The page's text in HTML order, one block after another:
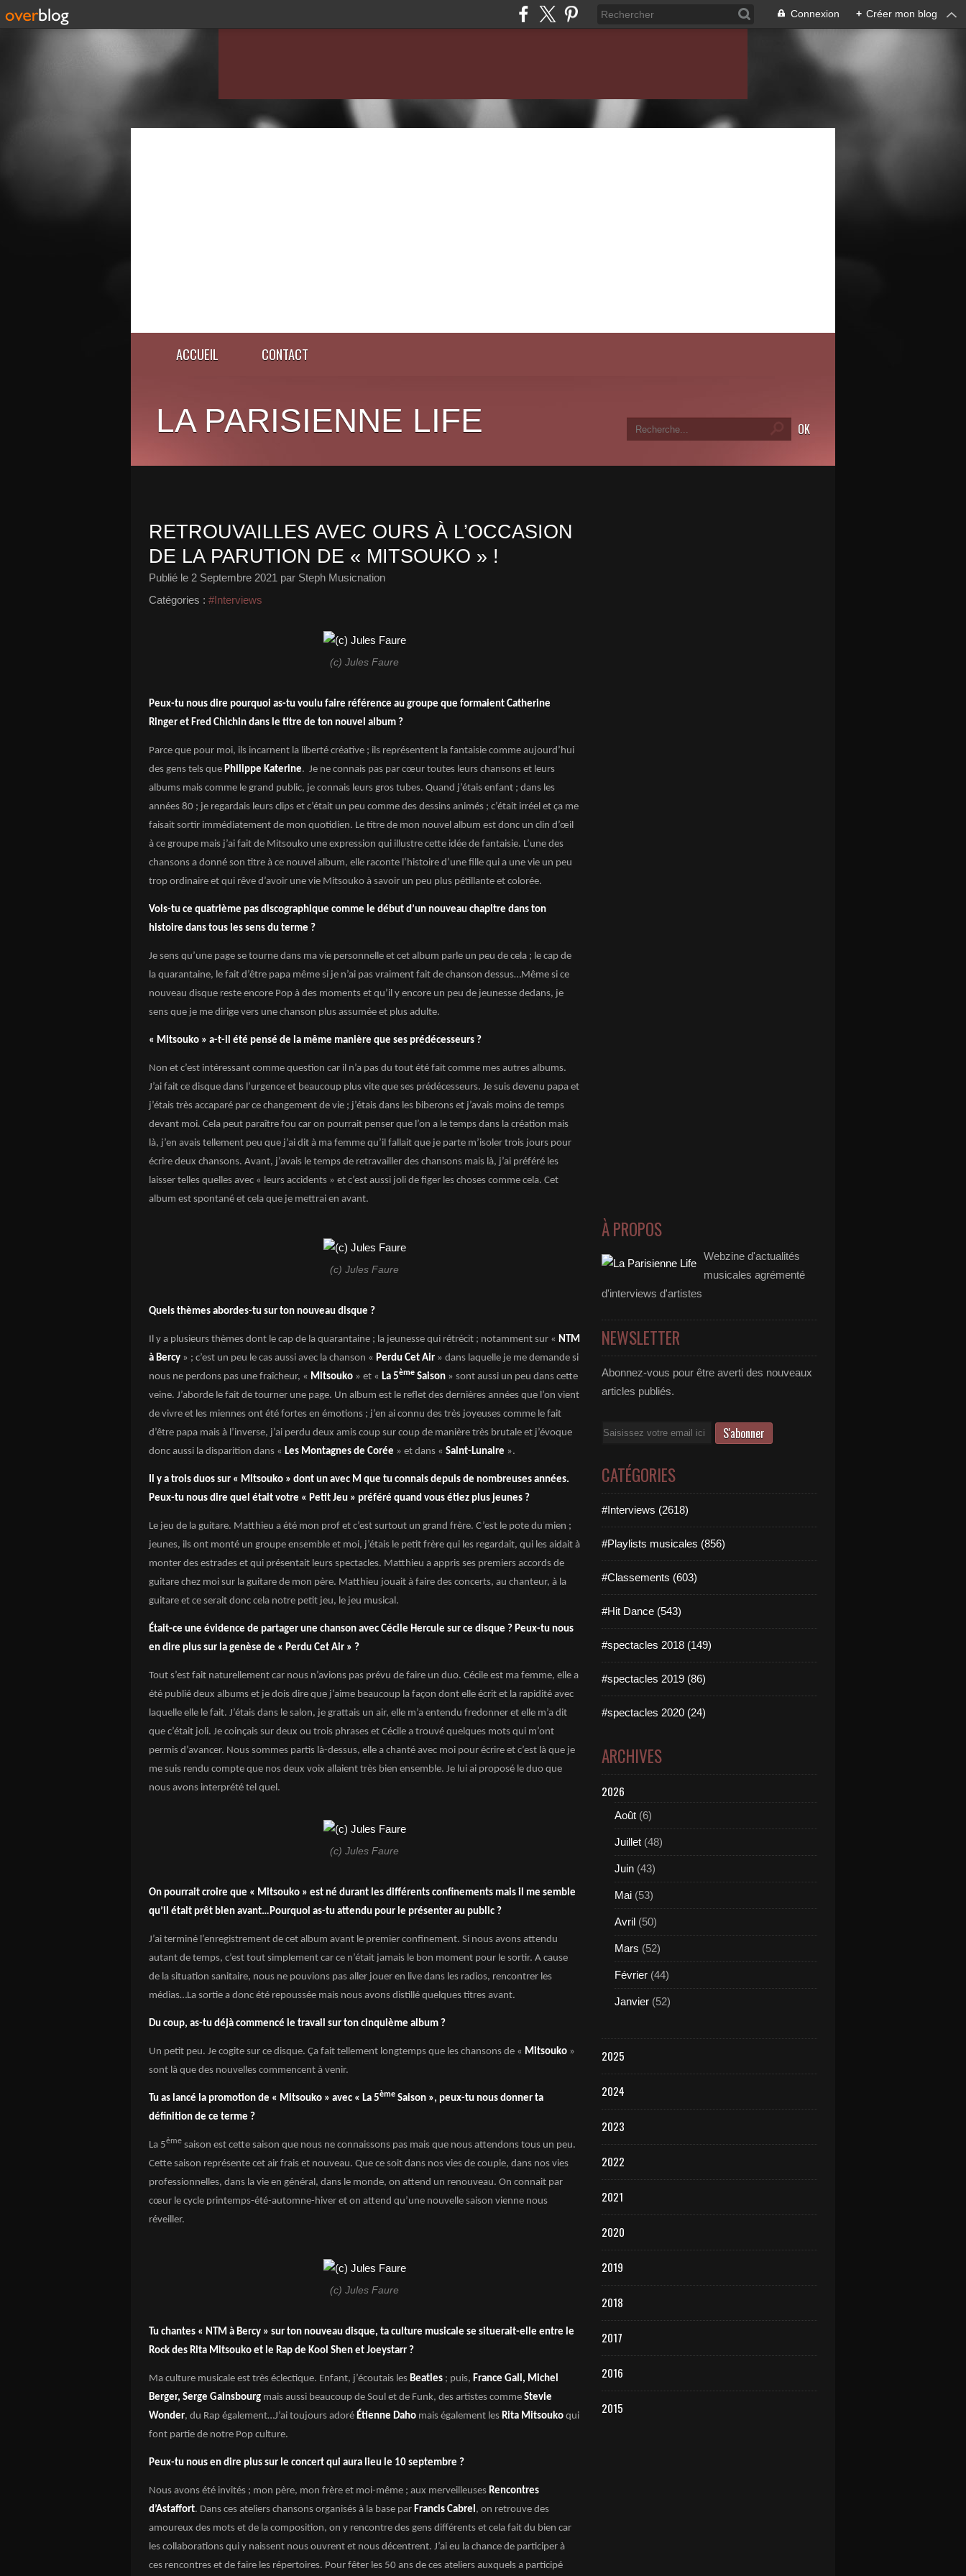
Connexion + Créer mon blog
ACCUEIL CONTACT
LA PARISIENNE LIFE
RETROUVAILLES AVEC OURS À L’OCCASION
DE LA PARUTION DE « MITSOUKO » !
Publié le 2 Septembre 2021 par Steph Musicnation
Catégories : #Interviews
(c) Jules Faure
Peux-tu nous dire pourquoi as-tu voulu faire référence au groupe que formaient Catherine
Ringer et Fred Chichin dans le titre de ton nouvel album ?
Parce que pour moi, ils incarnent la liberté créative ; ils représentent la fantaisie comme aujourd’hui
des gens tels que Philippe Katerine. Je ne connais pas par cœur toutes leurs chansons et leurs
albums mais comme le grand public, je connais leurs gros tubes. Quand j’étais enfant ; dans les
années 80 ; je regardais leurs clips et c’était un peu comme des dessins animés ; c’était irréel et ça me
faisait sortir immédiatement de mon quotidien. Le titre de mon nouvel album est donc un clin d’œil
à ce groupe mais j’ai fait de Mitsouko une expression qui illustre cette idée de fantaisie. L’une des
chansons a donné son titre à ce nouvel album, elle raconte l’histoire d’une fille qui a une vie un peu
trop ordinaire et qui rêve d’avoir une vie Mitsouko à savoir un peu plus pétillante et colorée.
Vois-tu ce quatrième pas discographique comme le début d’un nouveau chapitre dans ton
histoire dans tous les sens du terme ?
Je sens qu’une page se tourne dans ma vie personnelle et cet album parle un peu de cela ; le cap de
la quarantaine, le fait d’être papa même si je n’ai pas vraiment fait de chanson dessus…Même si ce
nouveau disque reste encore Pop à des moments et qu’il y encore un peu de jeunesse dedans, je
sens que je me dirige vers une chanson plus assumée et plus adulte.
« Mitsouko » a-t-il été pensé de la même manière que ses prédécesseurs ?
Non et c’est intéressant comme question car il n’a pas du tout été fait comme mes autres albums.
J’ai fait ce disque dans l’urgence et beaucoup plus vite que ses prédécesseurs. Je suis devenu papa et
j’étais très accaparé par ce changement de vie ; j’étais dans les biberons et j’avais moins de temps
devant moi. Cela peut paraître fou car on pourrait penser que l’on a le temps dans la création mais
là, j’en avais tellement peu que j’ai dit à ma femme qu’il fallait que je parte m’isoler trois jours pour
écrire deux chansons. Avant, j’avais le temps de retravailler des chansons mais là, j’ai préféré les
laisser telles quelles avec « leurs accidents » et c’est aussi joli de figer les choses comme cela. Cet
album est spontané et cela que je mettrai en avant.
(c) Jules Faure
Quels thèmes abordes-tu sur ton nouveau disque ?
Il y a plusieurs thèmes dont le cap de la quarantaine ; la jeunesse qui rétrécit ; notamment sur « NTM
à Bercy » ; c’est un peu le cas aussi avec la chanson « Perdu Cet Air » dans laquelle je me demande si
nous ne perdons pas une fraîcheur, « Mitsouko » et « La 5ème Saison » sont aussi un peu dans cette
veine. J’aborde le fait de tourner une page. Un album est le reflet des dernières années que l’on vient
de vivre et les miennes ont été fortes en émotions ; j’en ai connu des très joyeuses comme le fait
d’être papa mais à l’inverse, j’ai perdu deux amis coup sur coup de manière très brutale et j’évoque
donc aussi la disparition dans « Les Montagnes de Corée » et dans « Saint-Lunaire ».
Il y a trois duos sur « Mitsouko » dont un avec M que tu connais depuis de nombreuses années.
Peux-tu nous dire quel était votre « Petit Jeu » préféré quand vous étiez plus jeunes ?
Le jeu de la guitare. Matthieu a été mon prof et c’est surtout un grand frère. C’est le pote du mien ;
jeunes, ils ont monté un groupe ensemble et moi, j’étais le petit frère qui les regardait, qui les aidait à
monter des estrades et qui présentait leurs spectacles. Matthieu a appris ses premiers accords de
guitare chez moi sur la guitare de mon père. Matthieu jouait à faire des concerts, au chanteur, à la
guitare et ce serait donc cela notre petit jeu, le jeu musical.
Était-ce une évidence de partager une chanson avec Cécile Hercule sur ce disque ? Peux-tu nous
en dire plus sur la genèse de « Perdu Cet Air » ?
Tout s’est fait naturellement car nous n’avions pas prévu de faire un duo. Cécile est ma femme, elle a
été publié deux albums et je dois dire que j’aime beaucoup la façon dont elle écrit et la rapidité avec
laquelle elle le fait. J’étais dans le salon, je grattais un air, elle m’a entendu fredonner et elle m’a dit
que c’était joli. Je coinçais sur deux ou trois phrases et Cécile a trouvé quelques mots qui m’ont
permis d’avancer. Nous sommes partis là-dessus, elle a chanté avec moi pour écrire et c’est là que je
me suis rendu compte que nos deux voix allaient très bien ensemble. Je lui ai proposé le duo que
nous avons interprété tel quel.
(c) Jules Faure
On pourrait croire que « Mitsouko » est né durant les différents confinements mais il me semble
qu’il était prêt bien avant…Pourquoi as-tu attendu pour le présenter au public ?
J’ai terminé l’enregistrement de cet album avant le premier confinement. Si nous avons attendu
autant de temps, c’est tout simplement car ce n’était jamais le bon moment pour le sortir. A cause
de la situation sanitaire, nous ne pouvions pas aller jouer en live dans les radios, rencontrer les
médias…La sortie a donc été repoussée mais nous avons distillé quelques titres avant.
Du coup, as-tu déjà commencé le travail sur ton cinquième album ?
Un petit peu. Je cogite sur ce disque. Ça fait tellement longtemps que les chansons de « Mitsouko »
sont là que des nouvelles commencent à venir.
Tu as lancé la promotion de « Mitsouko » avec « La 5ème Saison », peux-tu nous donner ta
définition de ce terme ?
La 5ème saison est cette saison que nous ne connaissons pas mais que nous attendons tous un peu.
Cette saison représente cet air frais et nouveau. Que ce soit dans nos vies de couple, dans nos vies
professionnelles, dans la vie en général, dans le monde, on attend un renouveau. On connait par
cœur le cycle printemps-été-automne-hiver et on attend qu’une nouvelle saison vienne nous
réveiller.
(c) Jules Faure
Tu chantes « NTM à Bercy » sur ton nouveau disque, ta culture musicale se situerait-elle entre le
Rock des Rita Mitsouko et le Rap de Kool Shen et Joeystarr ?
Ma culture musicale est très éclectique. Enfant, j’écoutais les Beatles ; puis, France Gall, Michel
Berger, Serge Gainsbourg mais aussi beaucoup de Soul et de Funk, des artistes comme Stevie
Wonder, du Rap également…J’ai toujours adoré Étienne Daho mais également les Rita Mitsouko qui
font partie de notre Pop culture.
Peux-tu nous en dire plus sur le concert qui aura lieu le 10 septembre ?
Nous avons été invités ; mon père, mon frère et moi-même ; aux merveilleuses Rencontres
d’Astaffort. Dans ces ateliers chansons organisés à la base par Francis Cabrel, on retrouve des
amoureux des mots et de la composition, on y rencontre des gens différents et cela fait du bien car
les collaborations qui y naissent nous ouvrent et nous décentrent. J’ai eu la chance de participer à
ces rencontres et de faire les répertoires. Pour fêter les 50 ans de ces ateliers auxquels a participé
À PROPOS
Webzine d'actualités
musicales agrémenté
d'interviews d'artistes
NEWSLETTER
Abonnez-vous pour être averti des nouveaux
articles publiés.
Email
CATÉGORIES
#Interviews (2618)
#Playlists musicales (856)
#Classements (603)
#Hit Dance (543)
#spectacles 2018 (149)
#spectacles 2019 (86)
#spectacles 2020 (24)
ARCHIVES
2026
Août (6)
Juillet (48)
Juin (43)
Mai (53)
Avril (50)
Mars (52)
Février (44)
Janvier (52)
2025
2024
2023
2022
2021
2020
2019
2018
2017
2016
2015